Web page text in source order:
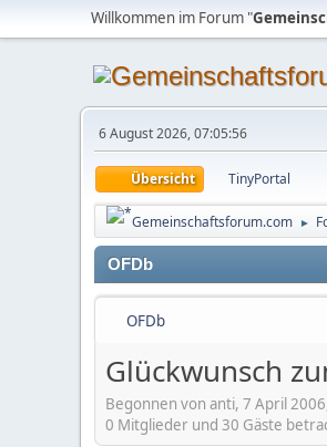
Willkommen im Forum "
6 August 2026, 07:05:56
Übersicht TinyPortal
Gemeinschaftsforum.com ►
OFDb
OFDb
Glückwunsch
Begonnen von anti, 7 April
0 Mitglieder und 30 Gäste